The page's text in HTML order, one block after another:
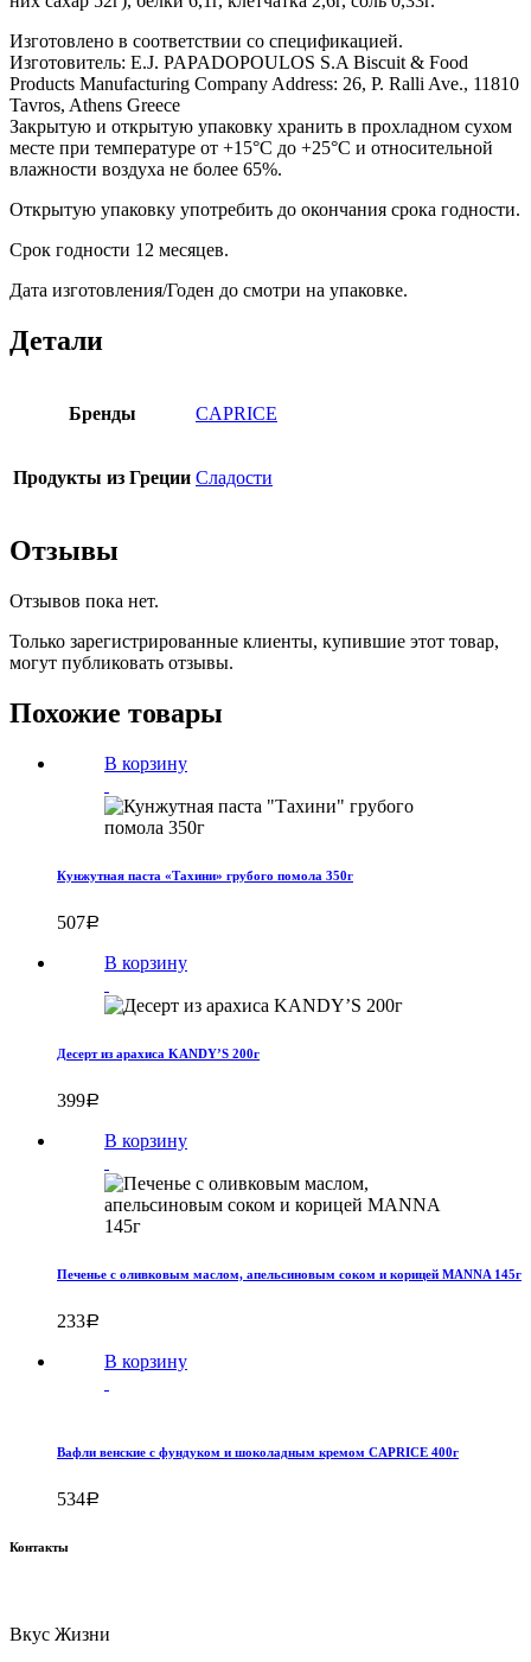
Изготовлено в соответствии со спецификацией.
Изготовитель: E.J. PAPADOPOULOS S.A Biscuit & Food
Products Manufacturing Company Address: 26, P. Ralli Ave., 11810
Tavros, Athens Greece
Закрытую и открытую упаковку хранить в прохладном сухом
месте при температуре от +15°С до +25°С и относительной
влажности воздуха не более 65%.
Открытую упаковку употребить до окончания срока годности.
Срок годности 12 месяцев.
Дата изготовления/Годен до смотри на упаковке.
Детали
Бренды CAPRICE
Продукты из Греции Сладости
Отзывы
Отзывов пока нет.
Только зарегистрированные клиенты, купившие этот товар,
могут публиковать отзывы.
Похожие товары
В корзину
Кунжутная паста «Тахини» грубого помола 350г
507Р
В корзину
Десерт из арахиса KANDY’S 200г
399Р
В корзину
Печенье с оливковым маслом, апельсиновым соком и корицей MANNA 145г
233Р
В корзину
Вафли венские с фундуком и шоколадным кремом CAPRICE 400г
534Р
Контакты
Вкус Жизни